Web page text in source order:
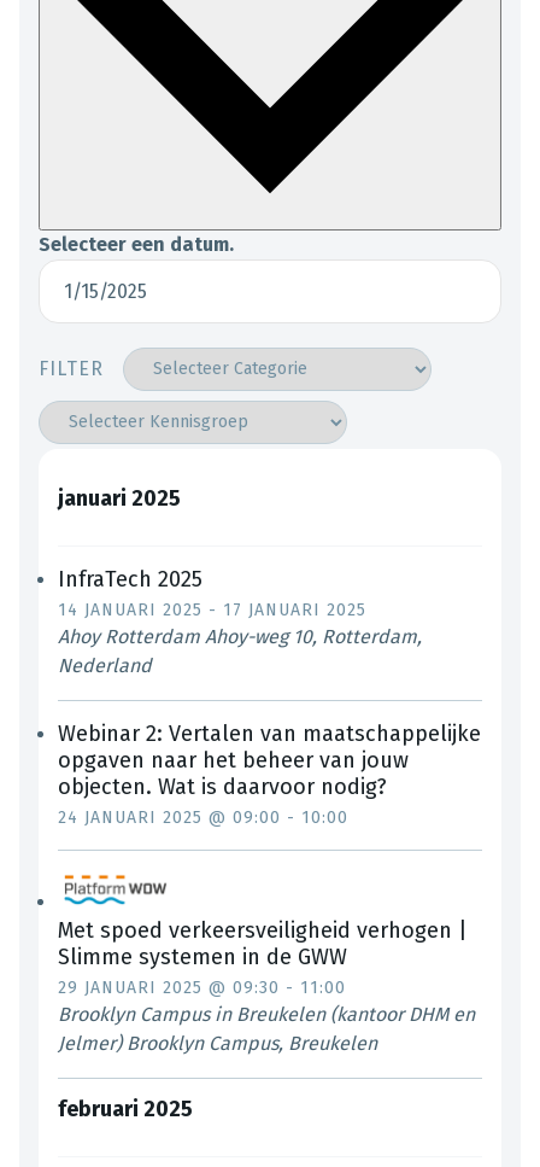
Selecteer een datum.
FILTER
januari 2025
InfraTech 2025
14 JANUARI 2025 - 17 JANUARI 2025
Ahoy Rotterdam Ahoy-weg 10, Rotterdam,
Nederland
Webinar 2: Vertalen van maatschappelijke
opgaven naar het beheer van jouw
objecten. Wat is daarvoor nodig?
24 JANUARI 2025 @ 09:00 - 10:00
Met spoed verkeersveiligheid verhogen |
Slimme systemen in de GWW
29 JANUARI 2025 @ 09:30 - 11:00
Brooklyn Campus in Breukelen (kantoor DHM en
Jelmer)Brooklyn Campus, Breukelen
februari 2025